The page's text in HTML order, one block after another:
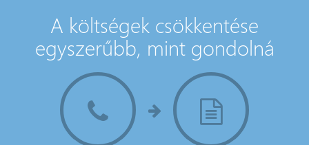
A költségek csökkentése
egyszerűbb, mint gondolná